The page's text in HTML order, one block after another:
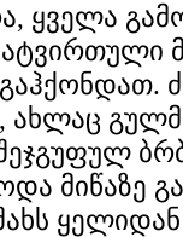
ყველა
ახლაც
მიწაზე